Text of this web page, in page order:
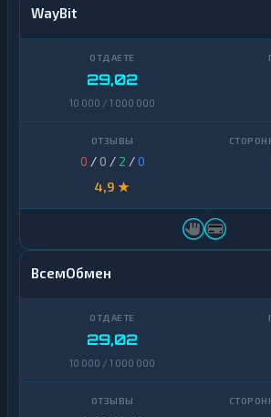
WayBit
29,02
10 000 / 1 000 000
0 / 0 / 2 /0
4,9 ★
ВсемОбмен
29,02
10 000 / 1 000 000